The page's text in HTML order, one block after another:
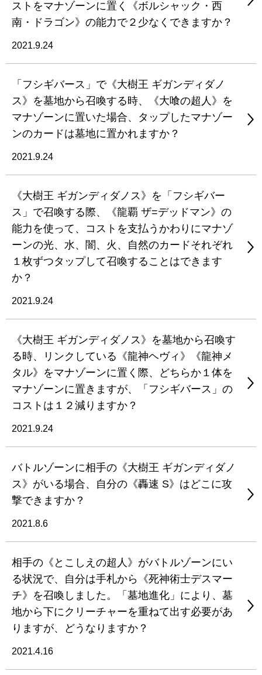
ストをマナゾーンに置く《ボルシャック・西
南・ドラゴン》の能力で２少なくできますか？
2021.9.24
「フシギバース」で《大樹王 ギガンディダノ
ス》を墓地から召喚する時、《大喰の超人》を
マナゾーンに置いた場合、タップしたマナゾー
ンのカードは墓地に置かれますか？
2021.9.24
《大樹王 ギガンディダノス》を「フシギバー
ス」で召喚する際、《龍覇 ザ=デッドマン》の
能力を使って、コストを支払うかわりにマナゾ
ーンの光、水、闇、火、自然のカードそれぞれ
１枚ずつタップして召喚することはできます
か？
2021.9.24
《大樹王 ギガンディダノス》を墓地から召喚す
る時、リンクしている《龍神ヘヴィ》《龍神メ
タル》をマナゾーンに置く際、どちらか１体を
マナゾーンに置きますが、「フシギバース」の
コストは１２減りますか？
2021.9.24
バトルゾーンに相手の《大樹王 ギガンディダノ
ス》がいる場合、自分の《轟速 S》はどこに攻
撃できますか？
2021.8.6
相手の《とこしえの超人》がバトルゾーンにい
る状況で、自分は手札から《死神術士デスマー
チ》を召喚しました。「墓地進化」により、墓
地から下にクリーチャーを重ねて出す必要があ
りますが、どうなりますか？
2021.4.16